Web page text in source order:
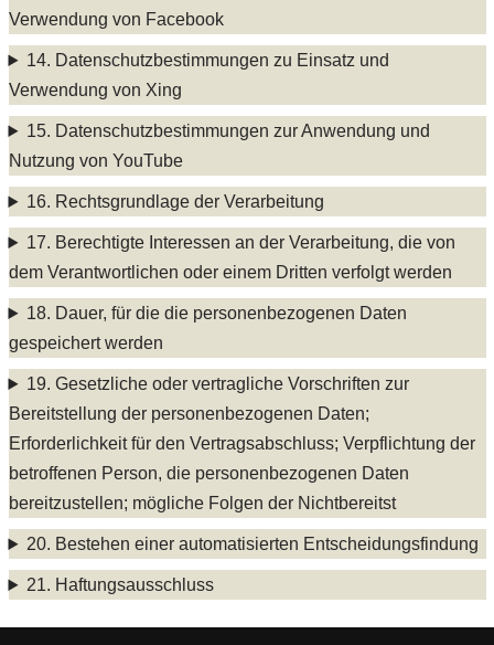
Verwendung von Facebook
14. Datenschutzbestimmungen zu Einsatz und
Verwendung von Xing
15. Datenschutzbestimmungen zur Anwendung und
Nutzung von YouTube
16. Rechtsgrundlage der Verarbeitung
17. Berechtigte Interessen an der Verarbeitung, die von
dem Verantwortlichen oder einem Dritten verfolgt werden
18. Dauer, für die die personenbezogenen Daten
gespeichert werden
19. Gesetzliche oder vertragliche Vorschriften zur
Bereitstellung der personenbezogenen Daten;
Erforderlichkeit für den Vertragsabschluss; Verpflichtung der
betroffenen Person, die personenbezogenen Daten
bereitzustellen; mögliche Folgen der Nichtbereitst
20. Bestehen einer automatisierten Entscheidungsfindung
21. Haftungsausschluss